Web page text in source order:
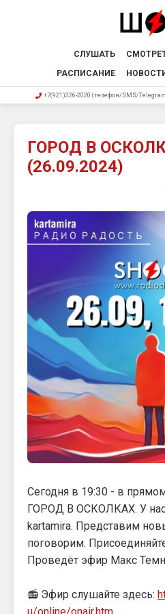
СЛУШАТЬ
РАСПИСАНИЕ
+7(921)326-2020 (телефон/SMS/
ГОРОД В
(26.09.2024)
Сегодня в 19:30 - в
ГОРОД В ОСКОЛКАХ. У нас
kartamira. Представим
поговорим.
Проведёт эфир Макс
📻 Эфир слушайте здесь: